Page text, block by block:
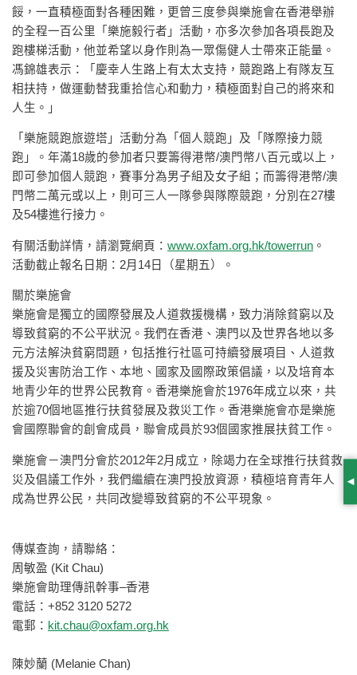
餒，一直積極面對各種困難，更曾三度參與樂施會在香港舉辦
的全程一百公里「樂施毅行者」活動，亦多次參加各項長跑及
跑樓梯活動，他並希望以身作則為一眾傷健人士帶來正能量。
馮錦雄表示：「慶幸人生路上有太太支持，競跑路上有隊友互
相扶持，做運動替我重拾信心和動力，積極面對自己的將來和
人生。」
「樂施競跑旅遊塔」活動分為「個人競跑」及「隊際接力競
跑」。年滿18歲的參加者只要籌得港幣/澳門幣八百元或以上，
即可參加個人競跑，賽事分為男子組及女子組；而籌得港幣/澳
門幣二萬元或以上，則可三人一隊參與隊際競跑，分別在27樓
及54樓進行接力。
有關活動詳情，請瀏覽網頁： www.oxfam.org.hk/towerrun 。
活動截止報名日期：2月14日（星期五）。
關於樂施會
樂施會是獨立的國際發展及人道救援機構，致力消除貧窮以及
導致貧窮的不公平狀況。我們在香港、澳門以及世界各地以多
元方法解決貧窮問題，包括推行社區可持續發展項目、人道救
援及災害防治工作、本地、國家及國際政策倡議，以及培育本
地青少年的世界公民教育。香港樂施會於1976年成立以來，共
於逾70個地區推行扶貧發展及救災工作。香港樂施會亦是樂施
會國際聯會的創會成員，聯會成員於93個國家推展扶貧工作。
樂施會－澳門分會於2012年2月成立，除竭力在全球推行扶貧救
災及倡議工作外，我們繼續在澳門投放資源，積極培育青年人
成為世界公民，共同改變導致貧窮的不公平現象。
傳媒查詢，請聯絡：
周敏盈 (Kit Chau)
樂施會助理傳訊幹事–香港
電話：+852 3120 5272
電郵： kit.chau@oxfam.org.hk
陳妙蘭 (Melanie Chan)